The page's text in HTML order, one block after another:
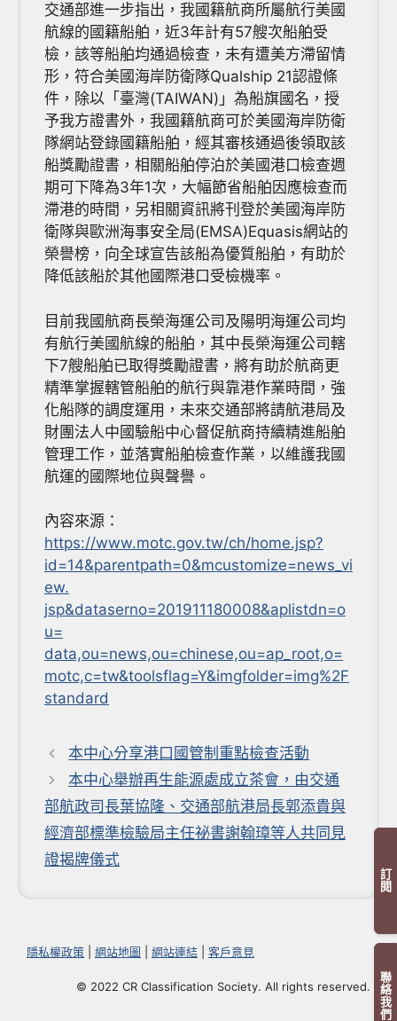
訂閱
聯絡我們
交通部進一步指出，我國籍航商所屬航行美國
航線的國籍船舶，近3年計有57艘次船舶受
檢，該等船舶均通過檢查，未有遭美方滯留情
形，符合美國海岸防衛隊Qualship 21認證條
件，除以「臺灣(TAIWAN)」為船旗國名，授
予我方證書外，我國籍航商可於美國海岸防衛
隊網站登錄國籍船舶，經其審核通過後領取該
船獎勵證書，相關船舶停泊於美國港口檢查週
期可下降為3年1次，大幅節省船舶因應檢查而
滯港的時間，另相關資訊將刊登於美國海岸防
衛隊與歐洲海事安全局(EMSA)Equasis網站的
榮譽榜，向全球宣告該船為優質船舶，有助於
降低該船於其他國際港口受檢機率。
目前我國航商長榮海運公司及陽明海運公司均
有航行美國航線的船舶，其中長榮海運公司轄
下7艘船舶已取得獎勵證書，將有助於航商更
精準掌握轄管船舶的航行與靠港作業時間，強
化船隊的調度運用，未來交通部將請航港局及
財團法人中國驗船中心督促航商持續精進船舶
管理工作，並落實船舶檢查作業，以維護我國
航運的國際地位與聲譽。
內容來源：
https://www.motc.gov.tw/ch/home.jsp?
id=14&parentpath=0&mcustomize=news_vi
ew.
jsp&dataserno=201911180008&aplistdn=o
u=
data,ou=news,ou=chinese,ou=ap_root,o=
motc,c=tw&toolsflag=Y&imgfolder=img%2F
standard
本中心分享港口國管制重點檢查活動
本中心舉辦再生能源處成立茶會，由交通
部航政司長葉協隆、交通部航港局長郭添貴與
經濟部標準檢驗局主任祕書謝翰璋等人共同見
證揭牌儀式
隱私權政策 網站地圖 網站連結 客戶意見
© 2022 CR Classification Society. All rights reserved.